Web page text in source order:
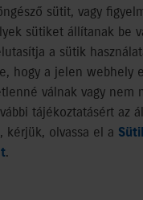
sütit, vagy
sütiket állítanak be
a sütik
hogy a jelen webhely
válnak vagy nem
tájékoztatásért az
kérjük, olvassa el a
.